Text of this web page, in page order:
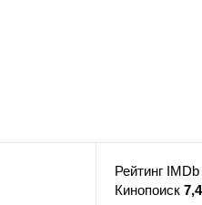
Рейтинг IMDb
Кинопоиск 7,4